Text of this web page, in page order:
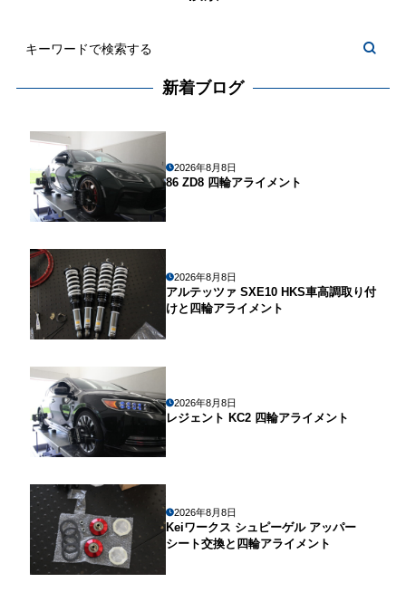
新着ブログ
2026年8月8日
86 ZD8 四輪アライメント
2026年8月8日
アルテッツァ SXE10 HKS車高調取り付
けと四輪アライメント
2026年8月8日
レジェント KC2 四輪アライメント
2026年8月8日
Keiワークス シュピーゲル アッパー
シート交換と四輪アライメント